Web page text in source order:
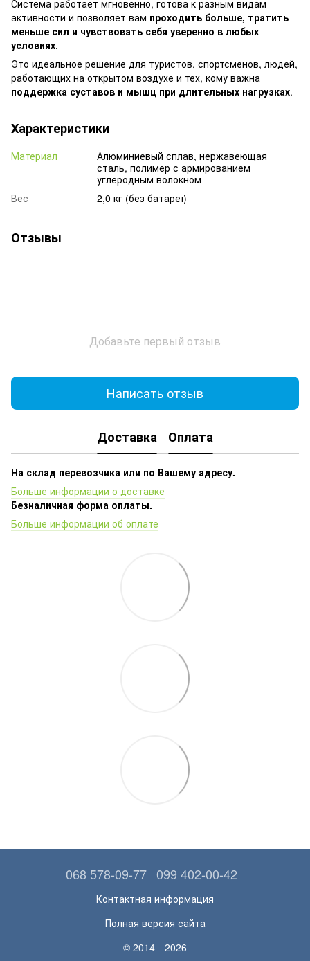
Система работает мгновенно, готова к разным видам
активности и позволяет вам проходить больше, тратить
меньше сил и чувствовать себя уверенно в любых
условиях.
Это идеальное решение для туристов, спортсменов, людей,
работающих на открытом воздухе и тех, кому важна
поддержка суставов и мышц при длительных нагрузках.
Характеристики
Материал
Алюминиевый сплав, нержавеющая
сталь, полимер с армированием
углеродным волокном
Вес
2,0 кг (без батареї)
Отзывы
Добавьте первый отзыв
Написать отзыв
Доставка Оплата
На склад перевозчика или по Вашему адресу.
Больше информации о доставке
Безналичная форма оплаты.
Больше информации об оплате
068 578-09-77 099 402-00-42
Контактная информация
Полная версия сайта
© 2014—2026